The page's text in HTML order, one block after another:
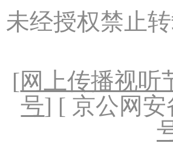
未经授权禁止
[网上传播视听
号] [ 京公网安